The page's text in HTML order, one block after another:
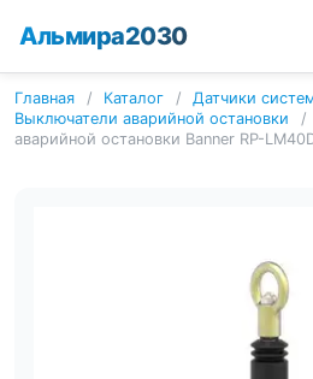
Альмира2030
Главная / Каталог / Датчики
Выключатели аварийной остановки
/
аварийной остановки Banner RP-